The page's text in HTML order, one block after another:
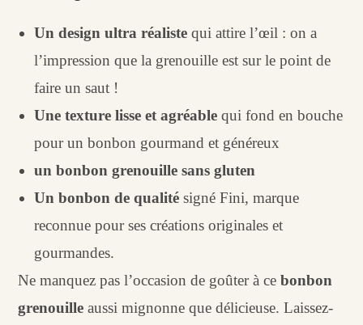
Un design ultra réaliste qui attire l’œil : on a
l’impression que la grenouille est sur le point de
faire un saut !
Une texture lisse et agréable qui fond en bouche
pour un bonbon gourmand et généreux
un bonbon grenouille sans gluten
Un bonbon de qualité signé Fini, marque
reconnue pour ses créations originales et
gourmandes.
Ne manquez pas l’occasion de goûter à cebonbon
grenouille aussi mignonne que délicieuse. Laissez-